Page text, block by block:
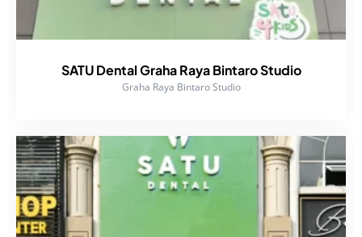
SATU Dental Graha Raya Bintaro Studio
Graha Raya Bintaro Studio